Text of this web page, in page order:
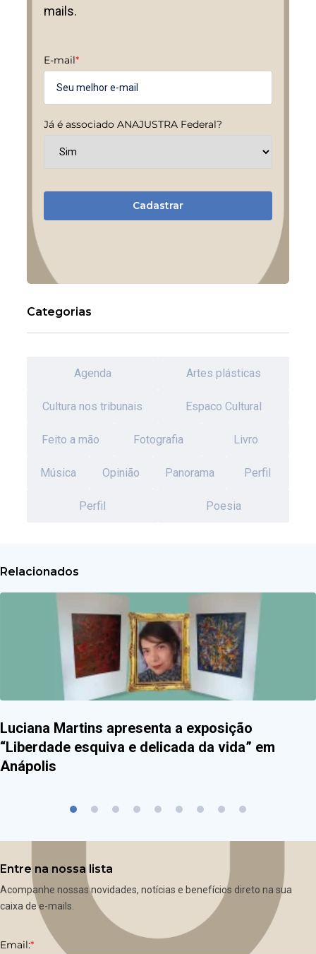
mails.
E-mail*
Já é associado ANAJUSTRA Federal?
Cadastrar
Categorias
Agenda Artes plásticas
Cultura nos tribunais Espaco Cultural
Feito a mão Fotografia Livro
Música Opinião Panorama Perfil
Perfil Poesia
Relacionados
Luciana Martins apresenta a exposição
“Liberdade esquiva e delicada da vida” em
Anápolis
Entre na nossa lista
Acompanhe nossas novidades, notícias e benefícios direto na sua
caixa de e-mails.
Email:*